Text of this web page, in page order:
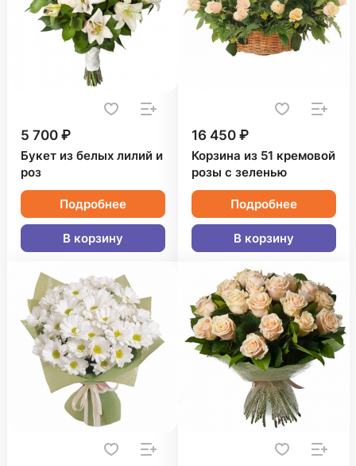
5 700 ₽
Букет из белых лилий и
роз
Подробнее
В корзину
16 450 ₽
Корзина из 51 кремовой
розы с зеленью
Подробнее
В корзину